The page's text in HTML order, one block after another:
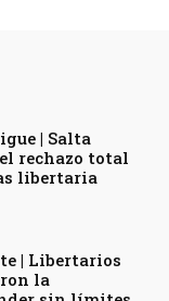
| Salta
rechazo total
libertaria
| Libertarios
la